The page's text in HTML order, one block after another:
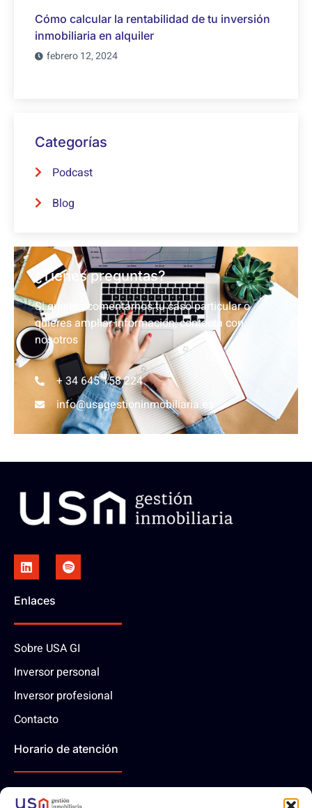
Cómo calcular la rentabilidad de tu inversión
inmobiliaria en alquiler
febrero 12, 2024
Categorías
Podcast
Blog
¿Tienes preguntas?
Si quieres comentarnos tu caso particular o
quieres ampliar información, contacta con
nosotros
+ 34 645 158 224
info@usagestioninmobiliaria.es
Enlaces
Sobre USA GI
Inversor personal
Inversor profesional
Contacto
Horario de atención
10:00 - 14:00 | Lunes-Viernes